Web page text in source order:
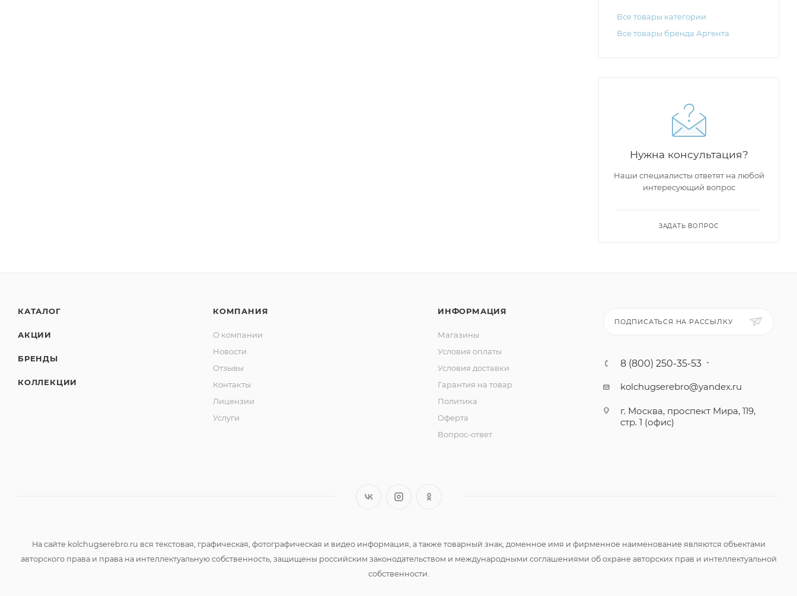
Все товары категории
Все товары бренда Аргента
Нужна консультация?
Наши специалисты ответят на любой
интересующий вопрос
ЗАДАТЬ ВОПРОС
КАТАЛОГ
АКЦИИ
БРЕНДЫ
КОЛЛЕКЦИИ
КОМПАНИЯ
О компании
Новости
Отзывы
Контакты
Лицензии
Услуги
ИНФОРМАЦИЯ
Магазины
Условия оплаты
Условия доставки
Гарантия на товар
Политика
Оферта
Вопрос-ответ
ПОДПИСАТЬСЯ НА РАССЫЛКУ
8 (800) 250-35-53
kolchugserebro@yandex.ru
г. Москва, проспект Мира, 119,
стр. 1 (офис)
На сайте kolchugserebro.ru вся текстовая, графическая, фотографическая и видео информация, а также товарный знак, доменное имя и фирменное наименование являются объектами
авторского права и права на интеллектуальную собственность, защищены российским законодательством и международными соглашениями об охране авторских прав и интеллектуальной
собственности.